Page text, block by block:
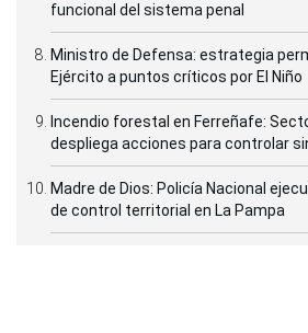
funcional del sistema penal
Ministro de Defensa: estrategia
Ejército a puntos críticos por El Niño
Incendio forestal en Ferreñafe:
despliega acciones para controlar
Madre de Dios: Policía Nacional
de control territorial en La Pampa